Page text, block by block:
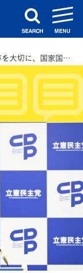
search
【自治体議員ネットワーク】総会を開催 「地域の声を大切に、国家国民のため、地域のために取り組む」田名部匡代幹事長